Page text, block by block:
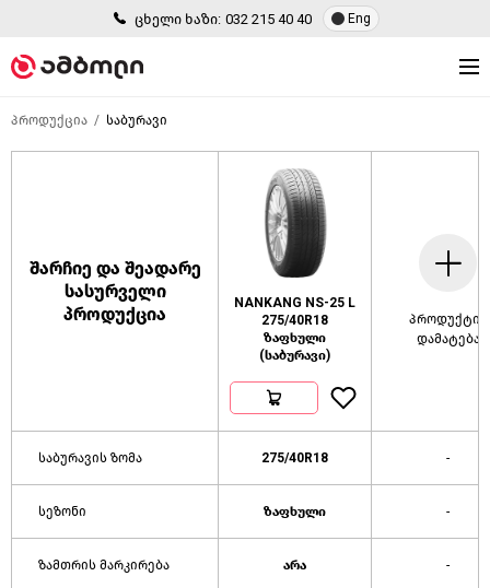
ცხელი ხაზი: 032 215 40 40 Eng
პროდუქცია საბურავი
შარჩიე და შეადარე
სასურველი
პროდუქცია
NANKANG NS-25 L
275/40R18
ზაფხული
(საბურავი)
პროდუქტის
დამატება
საბურავის ზომა 275/40R18 -
სეზონი ზაფხული -
ზამთრის მარკირება არა -